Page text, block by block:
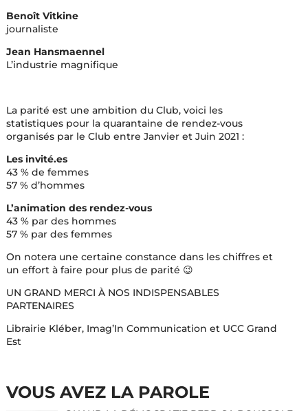
Benoît Vitkine
journaliste
Jean Hansmaennel
L’industrie magnifique
La parité est une ambition du Club, voici les
statistiques pour la quarantaine de rendez-vous
organisés par le Club entre Janvier et Juin 2021 :
Les invité.es
43 % de femmes
57 % d’hommes
L’animation des rendez-vous
43 % par des hommes
57 % par des femmes
On notera une certaine constance dans les chiffres et
un effort à faire pour plus de parité 😉
UN GRAND MERCI À NOS INDISPENSABLES
PARTENAIRES
Librairie Kléber, Imag’In Communication et UCC Grand
Est
VOUS AVEZ LA PAROLE